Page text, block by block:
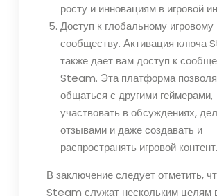
росту и инновациям в игровой
Доступ к глобальному игровому
сообществу. Активация ключа
также дает вам доступ к
Steam. Эта платформа
общаться с другими геймерами,
участвовать в обсуждениях,
отзывами и даже создавать и
распространять игровой контент.
В заключение следует отметить,
Steam служат нескольким целям